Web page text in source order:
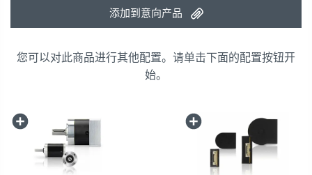
添加到意向产品
您可以对此商品进行其他配置。请单击下面的配置按钮开
始。